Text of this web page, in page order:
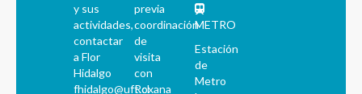
y sus
actividades,
contactar
a Flor
Hidalgo
fhidalgo@uft.cl
previa
coordinación
de
visita
con
Roxana
METRO
Estación
de
Metro